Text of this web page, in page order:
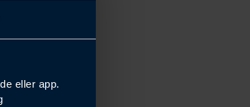
eller app.